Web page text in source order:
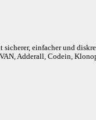
einfacher und
Adderall, Codein,